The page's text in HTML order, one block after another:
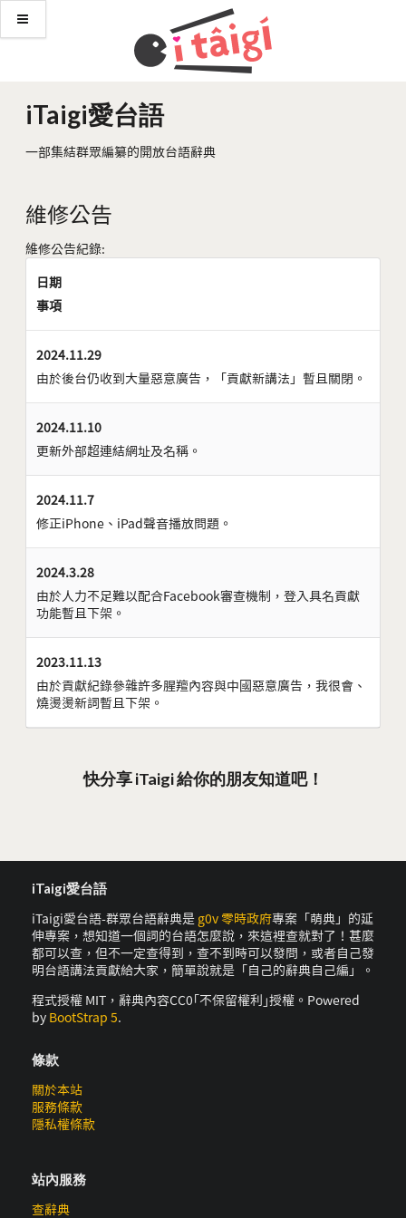
iTaigi愛台語
一部集結群眾編纂的開放台語辭典
維修公告
維修公告紀錄:
日期
事項
2024.11.29
由於後台仍收到大量惡意廣告，「貢獻新講法」暫且關閉。
2024.11.10
更新外部超連結網址及名稱。
2024.11.7
修正iPhone、iPad聲音播放問題。
2024.3.28
由於人力不足難以配合Facebook審查機制，登入具名貢獻
功能暫且下架。
2023.11.13
由於貢獻紀錄參雜許多腥羶內容與中國惡意廣告，我很會、
燒燙燙新詞暫且下架。
快分享 iTaigi 給你的朋友知道吧！
iTaigi愛台語
iTaigi愛台語-群眾台語辭典是 g0v 零時政府專案「萌典」的延
伸專案，想知道一個詞的台語怎麼說，來這裡查就對了！甚麼
都可以查，但不一定查得到，查不到時可以發問，或者自己發
明台語講法貢獻給大家，簡單說就是「自己的辭典自己編」。
程式授權 MIT，辭典內容CC0｢不保留權利｣授權。Powered
by BootStrap 5.
條款
關於本站
服務條款
隱私權條款
站內服務
查辭典